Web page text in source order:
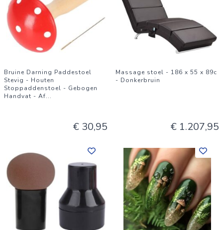
Bruine Darning Paddestoel
Stevig - Houten
Stoppaddenstoel - Gebogen
Handvat - Af...
€ 30,95
Massage stoel - 186 x 55 x 89c
- Donkerbruin
€ 1.207,95